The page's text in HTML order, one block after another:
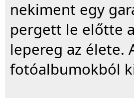
nekiment egy
pergett le előtte
lepereg az élete.
fotóalbumokból